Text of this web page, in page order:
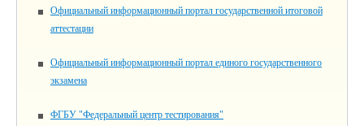
Официальный информационный портал государственной итоговой
аттестации
Официальный информационный портал единого государственного
экзамена
ФГБУ "Федеральный центр тестирования"